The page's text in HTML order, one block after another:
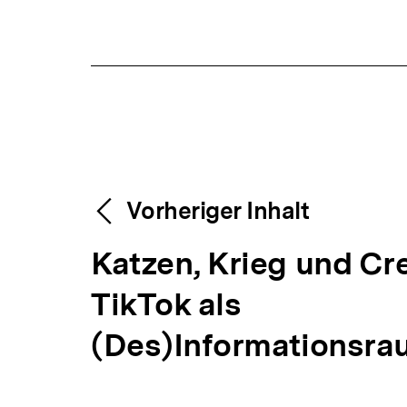
Weitere
Inhalte
Content-
Navigation
Vorheriger Inhalt
V
o
r
Katzen, Krieg und
TikTok als